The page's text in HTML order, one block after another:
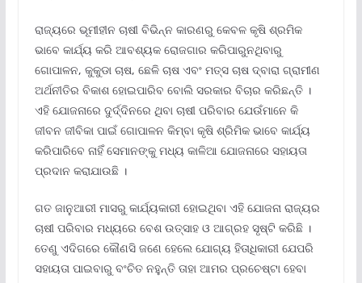
ରାଜ୍ୟରେ ଭୂମୀହୀନ ଚାଷୀ ବିଭିନ୍ନ କାରଣରୁ କେବଳ କୃଷି ଶ୍ରମିକ
ଭାବେ କାର୍ଯ୍ୟ କରି ଆବଶ୍ୟକ ରୋଜଗାର କରିପାରୁନଥିବାରୁ
ଗୋପାଳନ, କୁକୁଡା ଚାଷ, ଛେଳି ଚାଷ ଏବଂ ମତ୍ସ ଚାଷ ଦ୍ବାରା ଗ୍ରାମୀଣ
ଅର୍ଥନୀତିର ବିକାଶ ହୋଇପାରିବ ବୋଲି ସରକାର ବିଚାର କରିଛନ୍ତି ।
ଏହି ଯୋଜନାରେ ଦୁର୍ଦ୍ଦିନରେ ଥିବା ଚାଷୀ ପରିବାର ଯେଉଁମାନେ କି
ଜୀବନ ଜୀବିକା ପାଇଁ ଗୋପାଳନ କିମ୍ବା କୃଷି ଶ୍ରିମିକ ଭାବେ କାର୍ଯ୍ୟ
କରିପାରିବେ ନାହିଁ ସେମାନଙ୍କୁ ମଧ୍ୟ କାଳିଆ ଯୋଜନାରେ ସହାୟତା
ପ୍ରଦାନ କରାଯାଉଛି ।
ଗତ ଜାନୁଆରୀ ମାସରୁ କାର୍ଯ୍ୟକାରୀ ହୋଇଥିବା ଏହି ଯୋଜନା ରାଜ୍ୟର
ଚାଷୀ ପରିବାର ମଧ୍ୟରେ ବେଶ ଉତ୍ସାହ ଓ ଆଗ୍ରହ ସୃଷ୍ଟି କରିଛି ।
ତେଣୁ ଏଦିଗରେ କୌଣସି ଜଣେ ହେଲେ ଯୋଗ୍ୟ ହିତାଧିକାରୀ ଯେପରି
ସହାୟତା ପାଇବାରୁ ବଂଚିତ ନହୁନ୍ତି ତାହା ଆମର ପ୍ରଚେଷ୍ଟା ହେବା